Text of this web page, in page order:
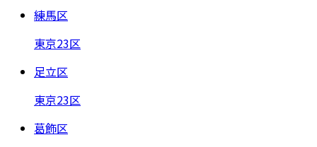
練馬区
東京23区
足立区
東京23区
葛飾区